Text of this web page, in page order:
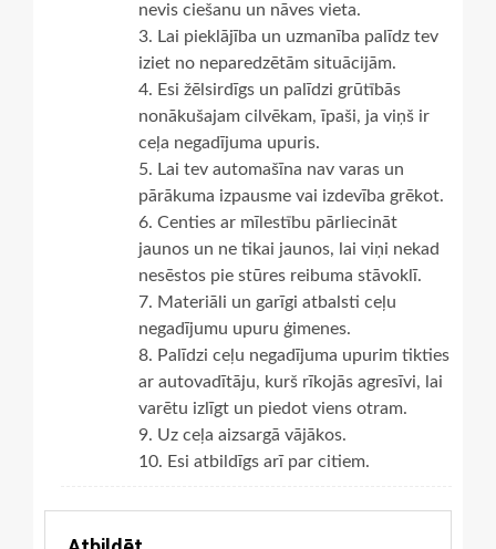
nevis ciešanu un nāves vieta.
3. Lai pieklājība un uzmanība palīdz tev
iziet no neparedzētām situācijām.
4. Esi žēlsirdīgs un palīdzi grūtībās
nonākušajam cilvēkam, īpaši, ja viņš ir
ceļa negadījuma upuris.
5. Lai tev automašīna nav varas un
pārākuma izpausme vai izdevība grēkot.
6. Centies ar mīlestību pārliecināt
jaunos un ne tikai jaunos, lai viņi nekad
nesēstos pie stūres reibuma stāvoklī.
7. Materiāli un garīgi atbalsti ceļu
negadījumu upuru ģimenes.
8. Palīdzi ceļu negadījuma upurim tikties
ar autovadītāju, kurš rīkojās agresīvi, lai
varētu izlīgt un piedot viens otram.
9. Uz ceļa aizsargā vājākos.
10. Esi atbildīgs arī par citiem.